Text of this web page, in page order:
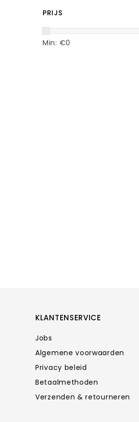
PRIJS
Min: €0
KLANTENSERVICE
Jobs
Algemene voorwaarden
Privacy beleid
Betaalmethoden
Verzenden & retourneren